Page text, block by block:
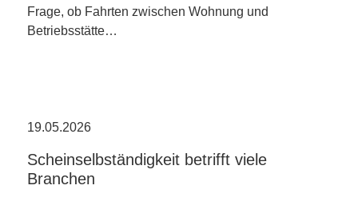
Frage, ob Fahrten zwischen Wohnung und
Betriebsstätte…
19.05.2026
Scheinselbständigkeit betrifft viele
Branchen